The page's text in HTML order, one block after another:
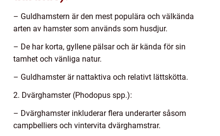
– Guldhamstern är den mest populära och välkända
arten av hamster som används som husdjur.
– De har korta, gyllene pälsar och är kända för sin
tamhet och vänliga natur.
– Guldhamster är nattaktiva och relativt lättskötta.
2. Dvärghamster (Phodopus spp.):
– Dvärghamster inkluderar flera underarter såsom
campbelliers och vintervita dvärghamstrar.